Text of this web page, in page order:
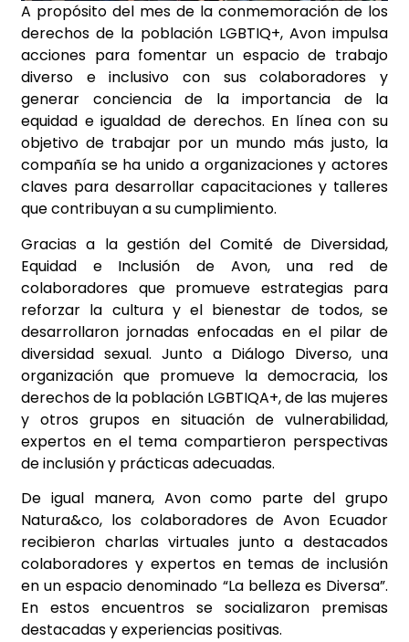
A propósito del mes de la conmemoración de los
derechos de la población LGBTIQ+, Avon impulsa
acciones para fomentar un espacio de trabajo
diverso e inclusivo con sus colaboradores y
generar conciencia de la importancia de la
equidad e igualdad de derechos. En línea con su
objetivo de trabajar por un mundo más justo, la
compañía se ha unido a organizaciones y actores
claves para desarrollar capacitaciones y talleres
que contribuyan a su cumplimiento.
Gracias a la gestión del Comité de Diversidad,
Equidad e Inclusión de Avon, una red de
colaboradores que promueve estrategias para
reforzar la cultura y el bienestar de todos, se
desarrollaron jornadas enfocadas en el pilar de
diversidad sexual. Junto a Diálogo Diverso, una
organización que promueve la democracia, los
derechos de la población LGBTIQA+, de las mujeres
y otros grupos en situación de vulnerabilidad,
expertos en el tema compartieron perspectivas
de inclusión y prácticas adecuadas.
De igual manera, Avon como parte del grupo
Natura&co, los colaboradores de Avon Ecuador
recibieron charlas virtuales junto a destacados
colaboradores y expertos en temas de inclusión
en un espacio denominado “La belleza es Diversa”.
En estos encuentros se socializaron premisas
destacadas y experiencias positivas.